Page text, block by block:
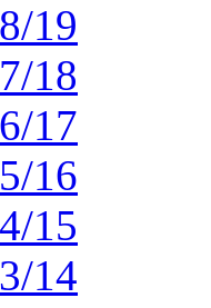
19
18
17
16
15
14